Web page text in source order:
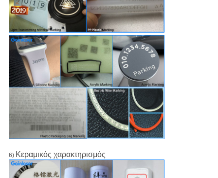
6) Κεραμικός χαρακτηρισμός